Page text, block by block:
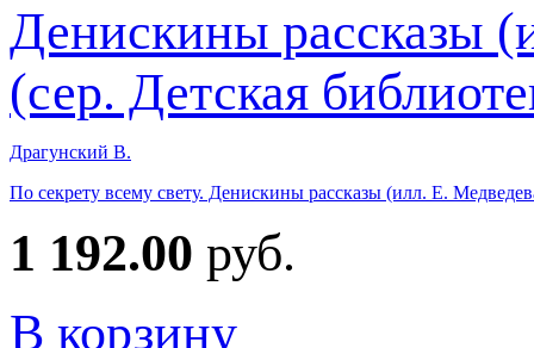
Драгунский В.
По секрету всему свету. Денискины рассказы (илл. Е.
1 192.00 руб.
В корзину